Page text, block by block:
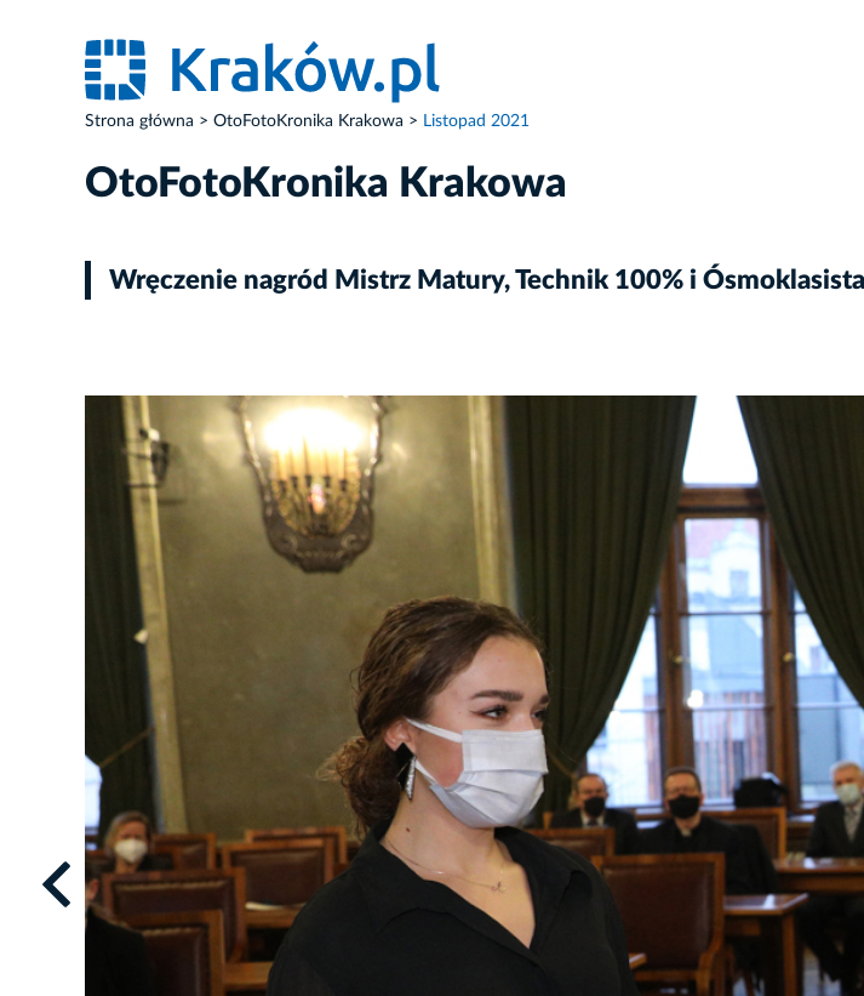
Strona główna OtoFotoKronika Krakowa Listopad 2021
OtoFotoKronika Krakowa
Wręczenie nagród Mistrz Matury, Technik 100% i